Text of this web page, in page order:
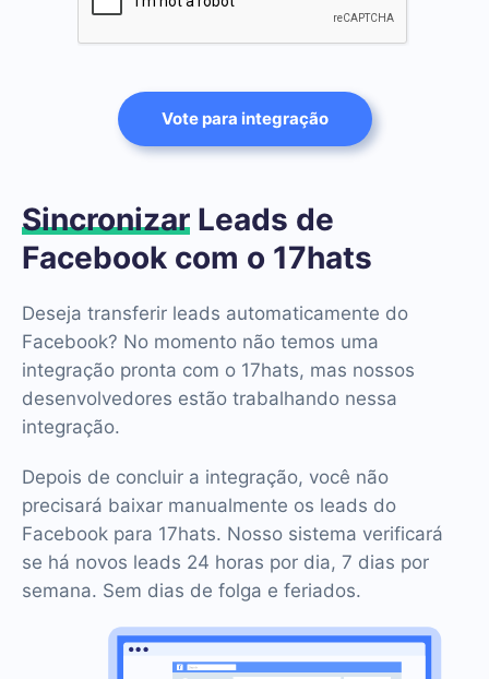
Vote para integração
Sincronizar Leads de
Facebook com o 17hats
Deseja transferir leads automaticamente do
Facebook? No momento não temos uma
integração pronta com o 17hats, mas nossos
desenvolvedores estão trabalhando nessa
integração.
Depois de concluir a integração, você não
precisará baixar manualmente os leads do
Facebook para 17hats. Nosso sistema verificará
se há novos leads 24 horas por dia, 7 dias por
semana. Sem dias de folga e feriados.